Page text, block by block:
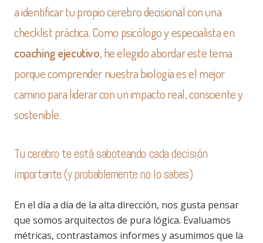
a identificar tu propio cerebro decisional con una
checklist práctica. Como psicólogo y especialista en
coaching ejecutivo, he elegido abordar este tema
porque comprender nuestra biología es el mejor
camino para liderar con un impacto real, consciente y
sostenible.
Tu cerebro te está saboteando cada decisión
importante (y probablemente no lo sabes)
En el día a día de la alta dirección, nos gusta pensar
que somos arquitectos de pura lógica. Evaluamos
métricas, contrastamos informes y asumimos que la